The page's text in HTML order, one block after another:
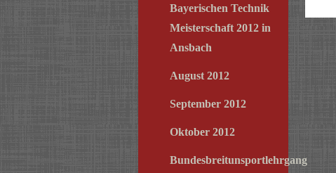
Bayerischen Technik
Meisterschaft 2012 in
Ansbach
August 2012
September 2012
Oktober 2012
Bundesbreitunsportlehrgang